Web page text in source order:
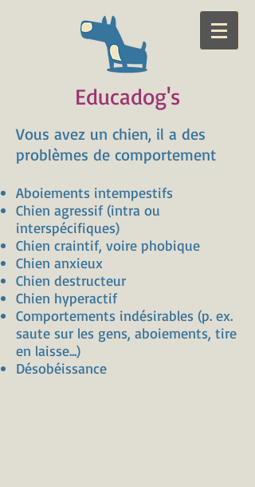
Educadog's
Vous avez un chien, il a des
problèmes de comportement
Aboiements intempestifs
Chien agressif (intra ou
interspécifiques)
Chien craintif, voire phobique
Chien anxieux
Chien destructeur
Chien hyperactif
Comportements indésirables (p. ex.
saute sur les gens, aboiements, tire
en laisse...)
Désobéissance